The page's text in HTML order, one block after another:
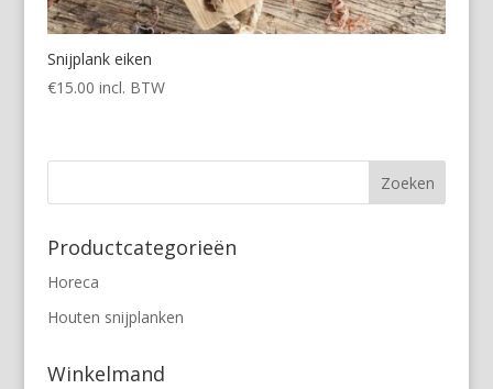
Snijplank eiken
€15.00 incl. BTW
Productcategorieën
Horeca
Houten snijplanken
Winkelmand